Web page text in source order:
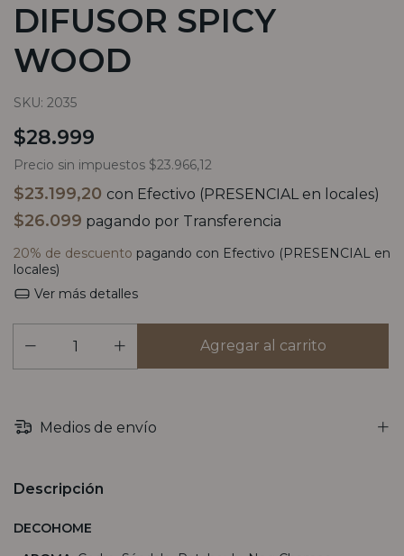
DIFUSOR SPICY
WOOD
SKU: 2035
$28.999
Precio sin impuestos $23.966,12
$23.199,20 con Efectivo (PRESENCIAL en locales)
$26.099 pagando por Transferencia
20% de descuento pagando con Efectivo (PRESENCIAL en
locales)
Ver más detalles
Medios de envío
Descripción
DECOHOME